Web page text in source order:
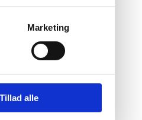
Marketing
Tillad alle